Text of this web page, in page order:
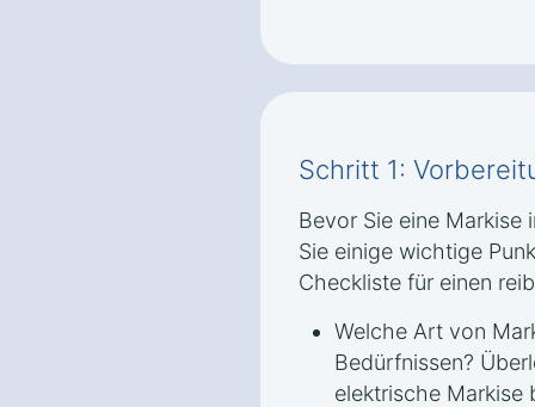
Schritt 1:
Bevor Sie eine Markise
Sie einige wichtige
Checkliste für einen
Welche Art von
Bedürfnissen?
elektrische Markise